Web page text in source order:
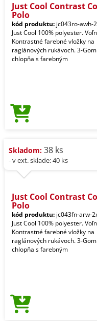
Just Cool Contrast
Polo
kód produktu: jc043ro-awh-
Just Cool 100% polyester.
Kontrastné farebné vložky na
raglánových rukávoch. 3-
chlopňa s farebným
Skladom: 38 ks
- v ext. sklade: 40 ks
Just Cool Contrast
Polo
kód produktu: jc043fn-arw-
Just Cool 100% polyester.
Kontrastné farebné vložky na
raglánových rukávoch. 3-
chlopňa s farebným